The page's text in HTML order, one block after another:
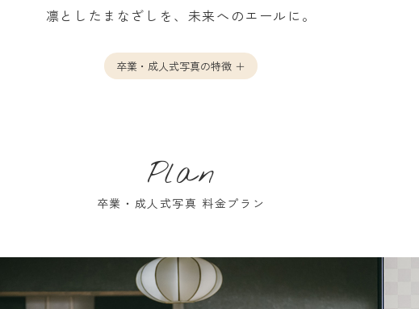
凛としたまなざしを、未来へのエールに。
卒業・成人式写真の特徴 ＋
Plan
卒業・成人式写真 料金プラン